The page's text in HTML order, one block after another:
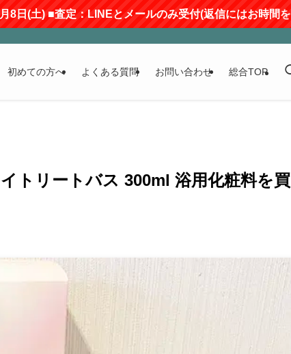
LINEとメールのみ受付(返信にはお時間をいただきます)
初めての方へ よくある質問 お問い合わせ 総合TOP
トリートバス 300ml 浴用化粧料を買